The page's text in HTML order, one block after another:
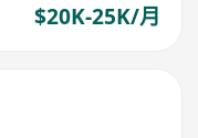
$20K-25K/月